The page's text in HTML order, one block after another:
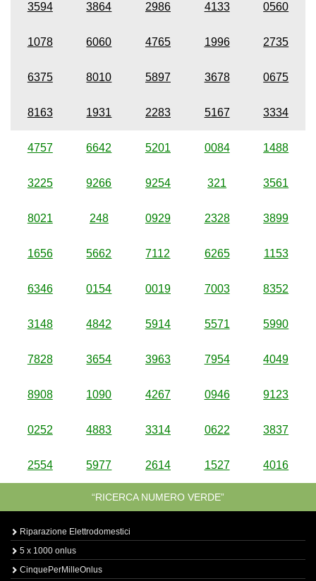
3594 3864 2986 4133 0560
1078 6060 4765 1996 2735
6375 8010 5897 3678 0675
8163 1931 2283 5167 3334
4757 6642 5201 0084 1488
3225 9266 9254 321 3561
8021 248 0929 2328 3899
1656 5662 7112 6265 1153
6346 0154 0019 7003 8352
3148 4842 5914 5571 5990
7828 3654 3963 7954 4049
8908 1090 4267 0946 9123
0252 4883 3314 0622 3837
2554 5977 2614 1527 4016
“RICERCA NUMERO VERDE”
Riparazione Elettrodomestici
5 x 1000 onlus
CinquePerMilleOnlus